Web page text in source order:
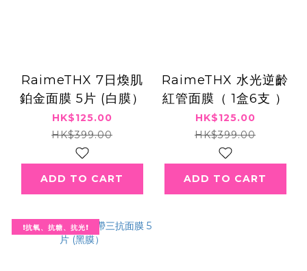
RaimeTHX 7日煥肌
鉑金面膜 5片 (白膜）
HK$125.00
HK$399.00
ADD TO CART
RaimeTHX 水光逆齡
紅管面膜（ 1盒6支 ）
HK$125.00
HK$399.00
ADD TO CART
❗️抗氧、抗糖、抗光❗️